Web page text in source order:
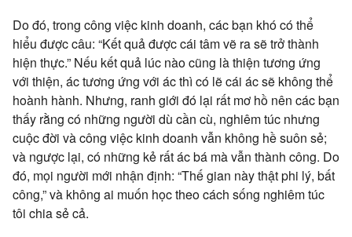
Do đó, trong công việc kinh doanh, các bạn khó có thể
hiểu được câu: “Kết quả được cái tâm vẽ ra sẽ trở thành
hiện thực.” Nếu kết quả lúc nào cũng là thiện tương ứng
với thiện, ác tương ứng với ác thì có lẽ cái ác sẽ không thể
hoành hành. Nhưng, ranh giới đó lại rất mơ hồ nên các bạn
thấy rằng có những người dù cần cù, nghiêm túc nhưng
cuộc đời và công việc kinh doanh vẫn không hề suôn sẻ;
và ngược lại, có những kẻ rất ác bá mà vẫn thành công. Do
đó, mọi người mới nhận định: “Thế gian này thật phi lý, bất
công,” và không ai muốn học theo cách sống nghiêm túc
tôi chia sẻ cả.